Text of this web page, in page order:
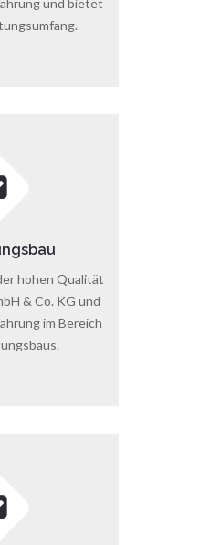
hohen Qualität
& Co. KG und
im Bereich